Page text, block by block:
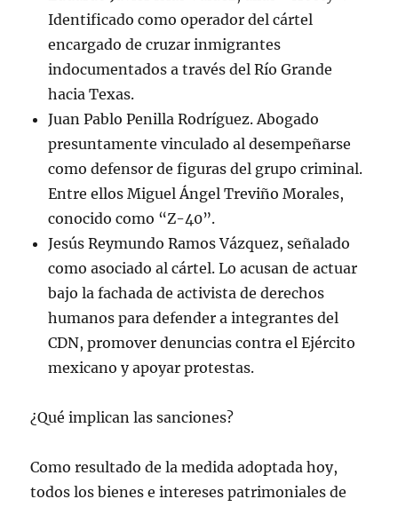
Identificado como operador del cártel
encargado de cruzar inmigrantes
indocumentados a través del Río Grande
hacia Texas.
Juan Pablo Penilla Rodríguez. Abogado
presuntamente vinculado al desempeñarse
como defensor de figuras del grupo criminal.
Entre ellos Miguel Ángel Treviño Morales,
conocido como “Z-40”.
Jesús Reymundo Ramos Vázquez, señalado
como asociado al cártel. Lo acusan de actuar
bajo la fachada de activista de derechos
humanos para defender a integrantes del
CDN, promover denuncias contra el Ejército
mexicano y apoyar protestas.
¿Qué implican las sanciones?
Como resultado de la medida adoptada hoy,
todos los bienes e intereses patrimoniales de